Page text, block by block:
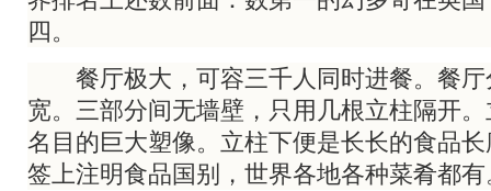
四。
餐厅极大，可容三千人同时进餐。餐厅
宽。三部分间无墙壁，只用几根立柱隔开
名目的巨大塑像。立柱下便是长长的食品
签上注明食品国别，世界各地各种菜肴都